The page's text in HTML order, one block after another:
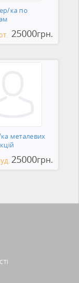
ка по
25000грн.
металевих
25000грн.